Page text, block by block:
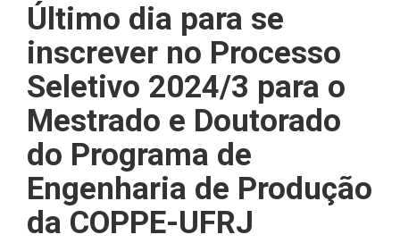
Último dia para se
inscrever no Processo
Seletivo 2024/3 para o
Mestrado e Doutorado
do Programa de
Engenharia de Produção
da COPPE-UFRJ